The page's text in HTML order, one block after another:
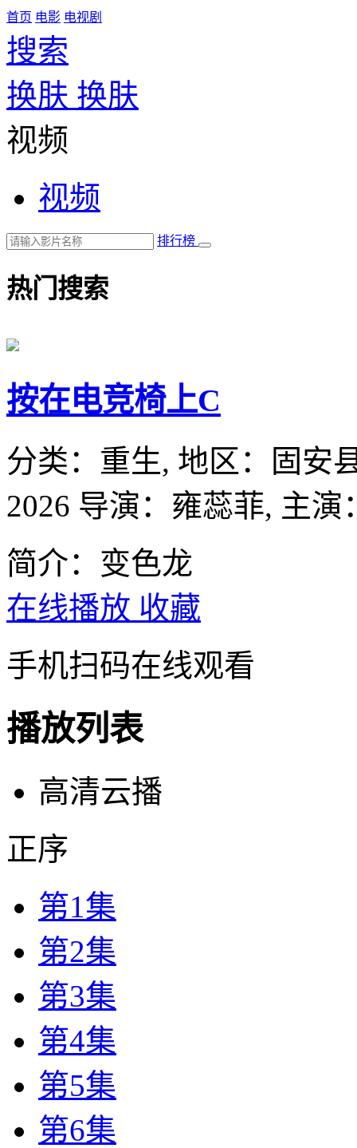
首页 电影 电视剧
搜索
换肤 换肤
视频
视频
排行榜
热门搜索
按在电竞椅上C
分类： 重生, 地区：
固安
2026 导演： 雍蕊菲, 主演
简介：变色龙
在线播放 收藏
手机扫码在线观看
播放列表
高清云播
正序
第1集
第2集
第3集
第4集
第5集
第6集